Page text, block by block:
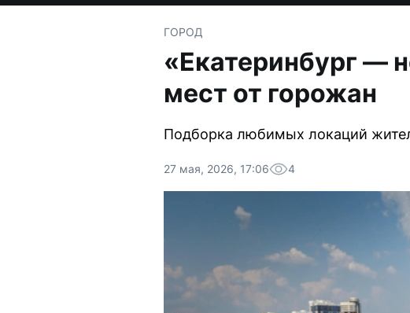
ГОРОД
«Екатеринбург —
мест от горожан
Подборка любимых локаций
27 мая, 2026, 17:06 4